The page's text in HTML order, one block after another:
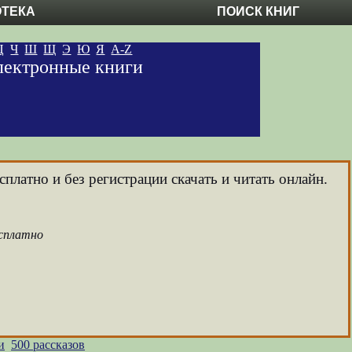
ПОИСК КНИГ
Ч Ш Щ Э Ю Я A-Z
книги
и без регистрации скачать и читать онлайн.
500 рассказов